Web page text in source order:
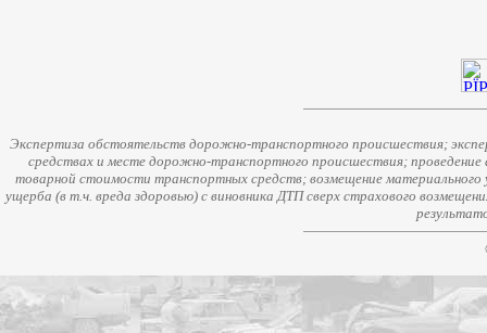
Экспертиза обстоятельств дорожно-транспортного происшествия;
средствах и месте дорожно-транспортного происшествия;
товарной стоимости транспортных средств; возмещение
ущерба (в т.ч. вреда здоровью) с виновника ДТП сверх страхового